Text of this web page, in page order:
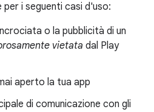
i seguenti casi d'uso:
o la pubblicità di un
vietata dal Play
aperto la tua app
di comunicazione con gli